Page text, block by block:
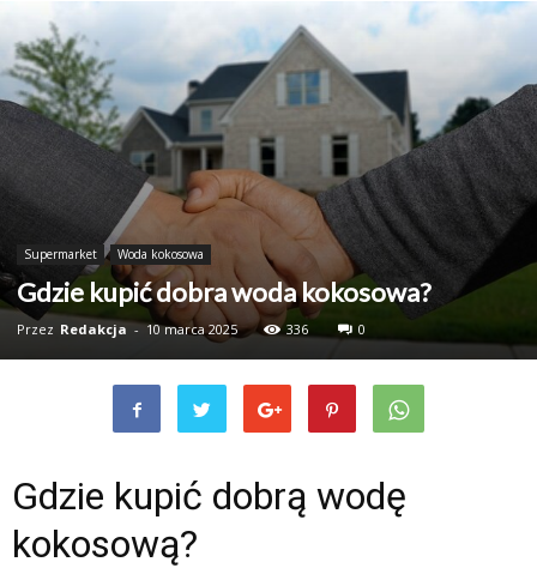
Supermarket Woda kokosowa
Gdzie kupić dobra woda kokosowa?
Przez Redakcja - 10 marca 2025 336 0
Gdzie kupić dobrą wodę
kokosową?